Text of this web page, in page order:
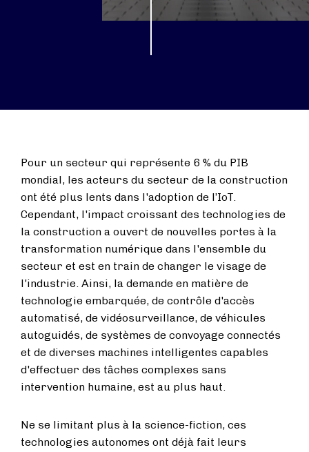
Pour un secteur qui représente 6 % du PIB
mondial, les acteurs du secteur de la construction
ont été plus lents dans l'adoption de l’IoT.
Cependant, l'impact croissant des technologies de
la construction a ouvert de nouvelles portes à la
transformation numérique dans l'ensemble du
secteur et est en train de changer le visage de
l'industrie. Ainsi, la demande en matière de
technologie embarquée, de contrôle d'accès
automatisé, de vidéosurveillance, de véhicules
autoguidés, de systèmes de convoyage connectés
et de diverses machines intelligentes capables
d'effectuer des tâches complexes sans
intervention humaine, est au plus haut.
Ne se limitant plus à la science-fiction, ces
technologies autonomes ont déjà fait leurs